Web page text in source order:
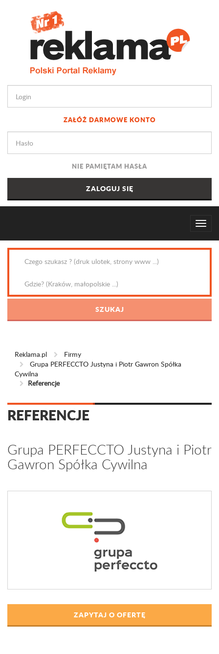
ZAŁÓŻ DARMOWE KONTO
NIE PAMIĘTAM HASŁA
Reklama.pl
Firmy
Grupa PERFECCTO Justyna i Piotr Gawron Spółka
Cywilna
Referencje
REFERENCJE
Grupa PERFECCTO Justyna i Piotr
Gawron Spółka Cywilna
ZAPYTAJ O OFERTĘ